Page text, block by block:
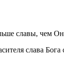
славы, чем
слава